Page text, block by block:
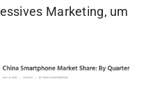
Marketing, um